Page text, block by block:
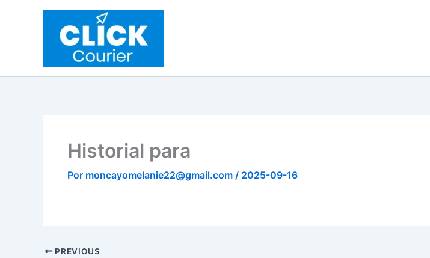
Historial para
Por moncayomelanie22@gmail.com / 2025-09-16
PREVIOUS